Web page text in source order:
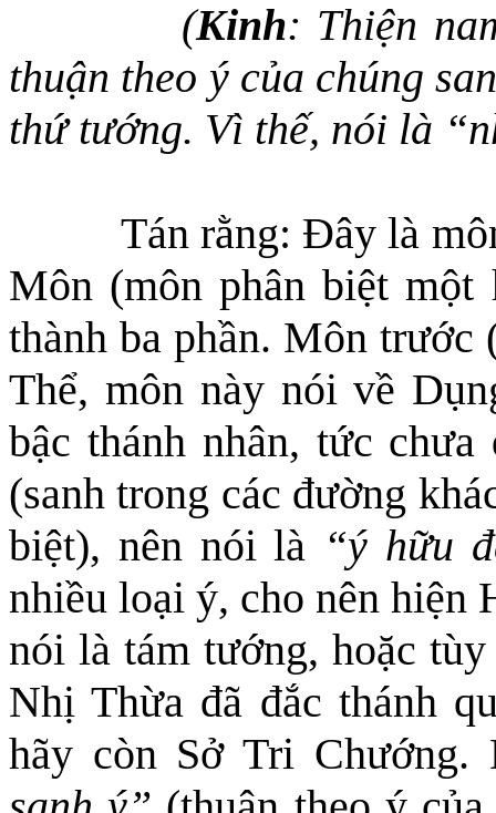
(Kinh: Thiện
thuận theo ý của chúng
thứ tướng. Vì thế, nói là
Tán rằng: Đây là
Môn (môn phân biệt
thành ba phần. Môn trước
Thể, môn này nói về
bậc thánh nhân, tức
(sanh trong các đường
biệt), nên nói là “ý hữu
nhiều loại ý, cho nên hiện
nói là tám tướng, hoặc
Nhị Thừa đã đắc thánh
hãy còn Sở Tri